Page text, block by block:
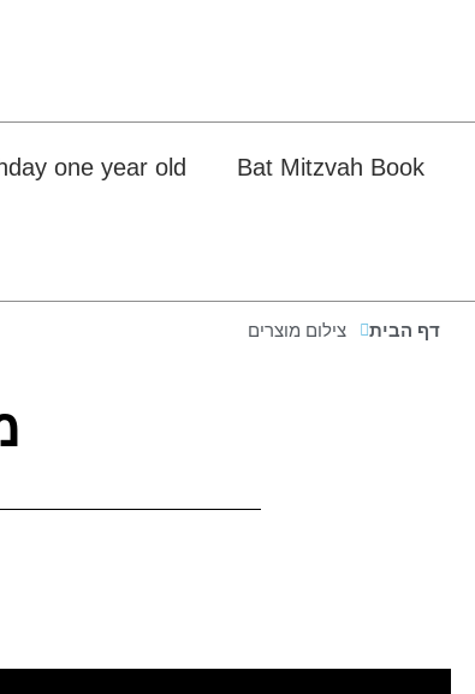
Bat Mitzvah Book
one year old
דף הבית צילום מוצרים